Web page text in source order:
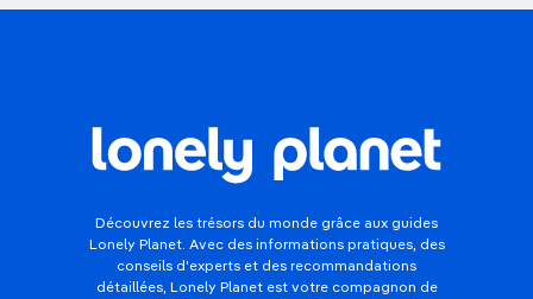
Découvrez les trésors du monde grâce aux guides
Lonely Planet. Avec des informations pratiques, des
conseils d'experts et des recommandations
détaillées, Lonely Planet est votre compagnon de